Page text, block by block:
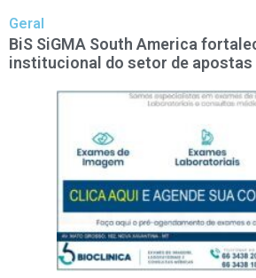
Geral
BiS SiGMA South America
institucional do setor de apostas